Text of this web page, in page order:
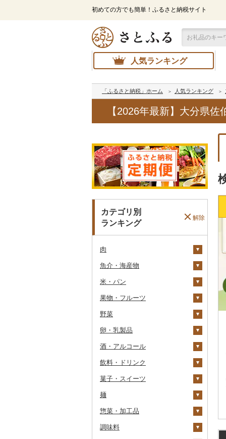
初めての方でも簡単！ふるさと納税サイト
人気ランキング
「ふるさと納税」ホーム 人気ランキング
【2026年最新】大分県
カテゴリ別
ランキング
解除
肉
牛肉（精肉）
ステーキ
すき焼き
焼肉
牛タン
和牛
黒毛和牛
仙台牛
米沢牛
牛肉（加工品）
ハンバーグ
ローストビーフ
ビーフジャーキー
その他牛肉（加工品）
豚肉（精肉）
すき焼き
しゃぶしゃぶ
焼肉
アグー豚
豚肉（加工品）
ハンバーグ
もつ鍋
ハム
ソーセージ・ウインナ
鶏肉
鶏肉（精肉）
ハム・ソーセージ
唐揚げ
水炊き
地鶏
鹿肉
馬肉
羊肉・ラム肉（ジンギス
魚介・海産物
カニ
ズワイガニ
毛ガニ
かにしゃぶ
その他カニ
エビ
ボタンエビ
伊勢海老
その他エビ
いくら
うに
明太子・たらこ
明太子
たらこ
その他魚卵
数の子
キャビア
その他魚卵
貝
鮑（アワビ）
牡蠣（カキ）
鮮魚
鮭・サーモン
イカ・タコ
米・パン
米
無洗米
玄米
金芽米
ゆめぴりか
コシヒカリ
はえぬき
雑穀
餅
その他穀物加工品
パン
果物・フルーツ
ぶどう・マスカット
巨峰
ナガノパープル
ピオーネ
デラウェア
その他ぶどう・マスカ
いちご
りんご
もも
メロン
梨
和梨
マンゴー
野菜
いも
じゃがいも
さつまいも
その他いも
トマト
フルーツトマト
ミニトマト
玉ねぎ
ねぎ
根菜
人参
アスパラガス
卵・乳製品
卵
チーズ
ヨーグルト
バター
その他乳製品
酒・アルコール
ビール・発泡酒
ビール
地ビール・クラフトビ
日本酒
純米吟醸
大吟醸
芋焼酎
麦焼酎
梅酒
泡盛
飲料・ドリンク
水・ミネラルウォーター
飲料
コーヒー豆
茶
飲料
果汁飲料
菓子・スイーツ
クッキー
焼き菓子
麺
ラーメン
うどん
惣菜・加工品
惣菜
調味料